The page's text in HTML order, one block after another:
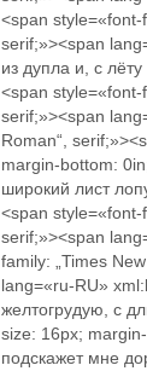
<span style=«font-
serif;»><span
из дупла и, с
<span style=«font-
serif;»><span
Roman“,
margin-bottom:
широкий лист
<span style=«font-
serif;»><span
family: „Times
lang=«ru-RU»
желтогрудую, с
size: 16px;
подскажет мне